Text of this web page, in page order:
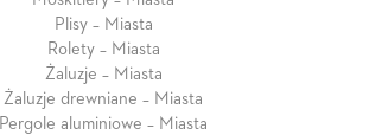
Plisy – Miasta
Rolety – Miasta
Żaluzje – Miasta
Żaluzje drewniane – Miasta
Pergole aluminiowe – Miasta